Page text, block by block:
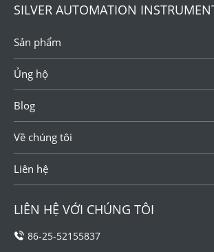
SILVER AUTOMATION
Sản phẩm
Ủng hộ
Blog
Về chúng tôi
Liên hệ
LIÊN HỆ VỚI CHÚNG TÔI
86-25-52155837